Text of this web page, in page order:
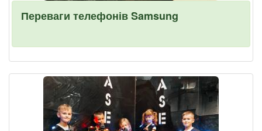
Переваги телефонів Samsung